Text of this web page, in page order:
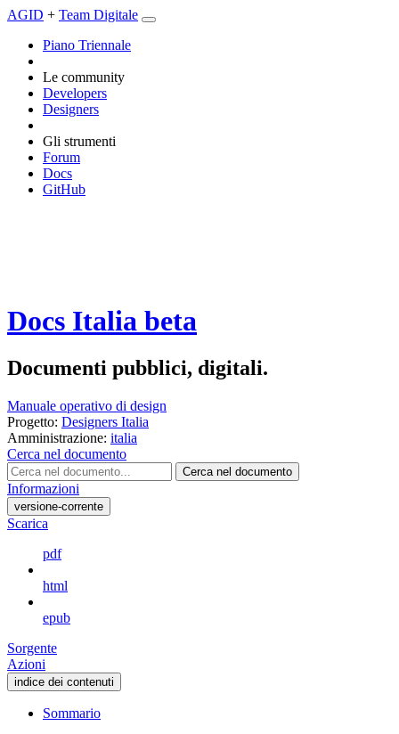
AGID + Team Digitale
Piano Triennale
Le community
Developers
Designers
Gli strumenti
Forum
Docs
GitHub
Docs Italia beta
Documenti pubblici, digitali.
Manuale operativo di design
Progetto: Designers Italia
Amministrazione: italia
Cerca nel documento
Cerca nel documento
Informazioni
versione-corrente
Scarica
pdf
html
epub
Sorgente
Azioni
indice dei contenuti
Sommario